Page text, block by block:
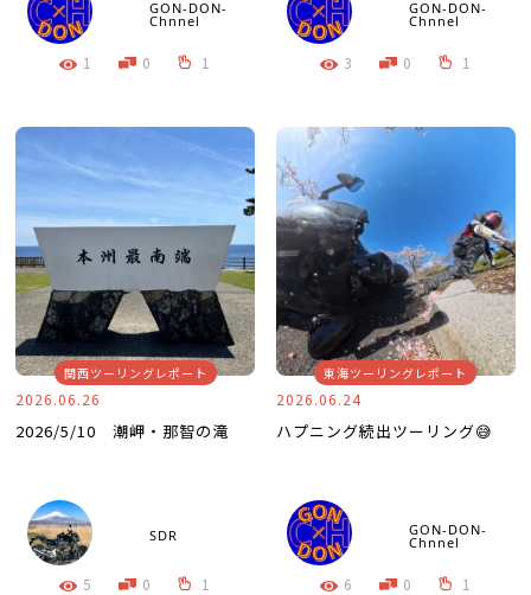
GON-DON-
Chnnel
1 0 1
GON-DON-
Chnnel
3 0 1
関西ツーリングレポート
2026.06.26
2026/5/10 潮岬・那智の滝
SDR
5 0 1
東海ツーリングレポート
2026.06.24
ハプニング続出ツーリング😅
GON-DON-
Chnnel
6 0 1